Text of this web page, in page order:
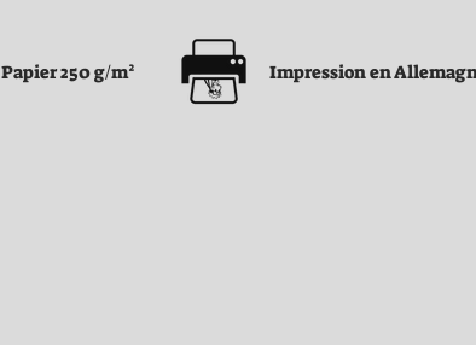
Papier 250 g/m² Impression en